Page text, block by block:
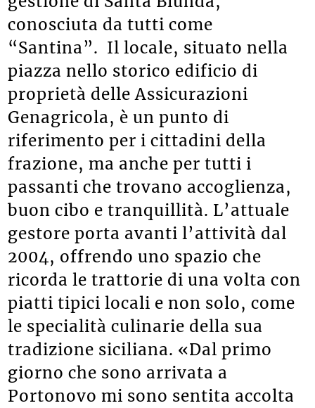
conosciuta da tutti come
“Santina”. Il locale, situato nella
piazza nello storico edificio di
proprietà delle Assicurazioni
Genagricola, è un punto di
riferimento per i cittadini della
frazione, ma anche per tutti i
passanti che trovano accoglienza,
buon cibo e tranquillità. L’attuale
gestore porta avanti l’attività dal
2004, offrendo uno spazio che
ricorda le trattorie di una volta con
piatti tipici locali e non solo, come
le specialità culinarie della sua
tradizione siciliana. «Dal primo
giorno che sono arrivata a
Portonovo mi sono sentita accolta